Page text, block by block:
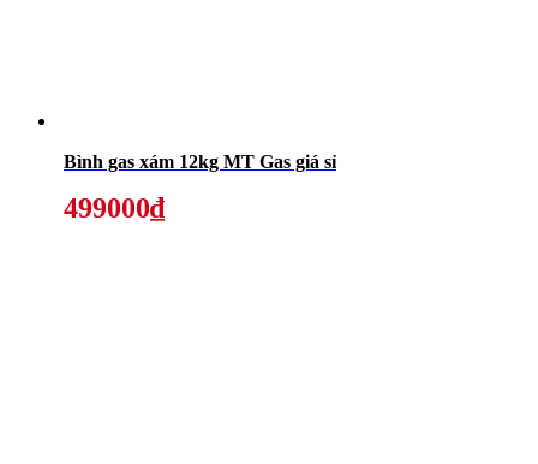
Bình gas xám 12kg MT Gas giá sỉ
499000₫